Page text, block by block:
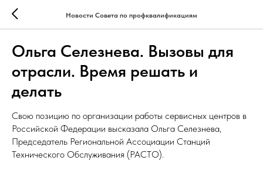
Новости Совета по профквалификациям
Ольга Селезнева. Вызовы для
отрасли. Время решать и
делать
Свою позицию по организации работы сервисных центров в
Российской Федерации высказала Ольга Селезнева,
Председатель Региональной Ассоциации Станций
Технического Обслуживания (РАСТО).